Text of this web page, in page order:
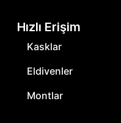
Hızlı Erişim
Kasklar
Eldivenler
Montlar